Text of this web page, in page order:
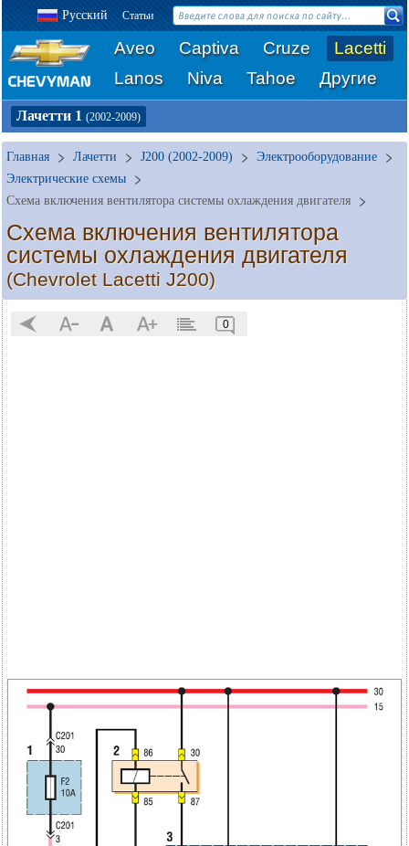
Русский Статьи
Aveo Captiva Cruze
Lacetti
Lanos
Niva Tahoe Другие
Лачетти 1 (2002-2009)
Главная Лачетти J200 (2002-2009)
Электрооборудование
Электрические схемы
Схема включения вентилятора системы охлаждения двигателя
Схема включения вентилятора
системы охлаждения двигателя
(Chevrolet Lacetti J200)
0